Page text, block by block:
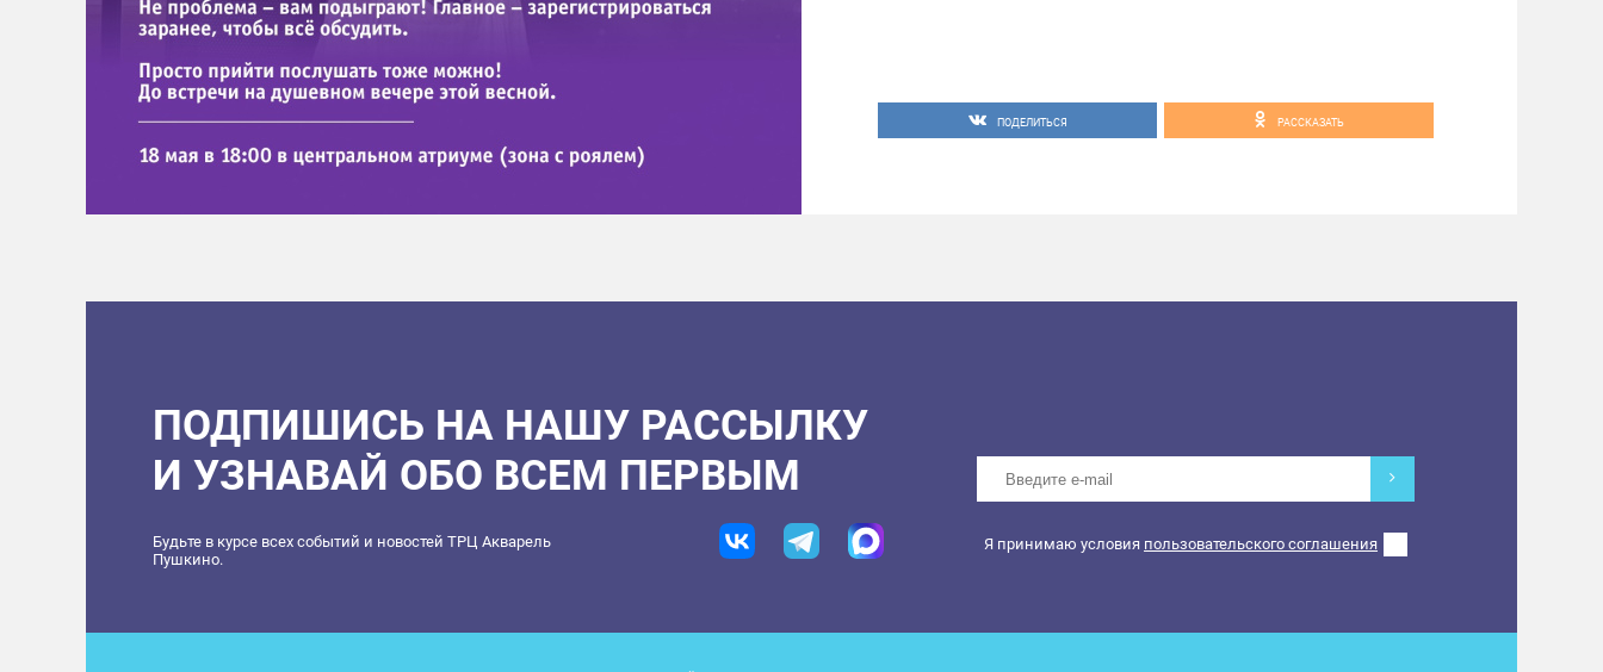
ПОДЕЛИТЬСЯ РАССКАЗАТЬ
ПОДПИШИСЬ НА НАШУ РАССЫЛКУ
И УЗНАВАЙ ОБО ВСЕМ ПЕРВЫМ
Будьте в курсе всех событий и новостей ТРЦ Акварель
Пушкино.
Я принимаю условия пользовательского соглашения